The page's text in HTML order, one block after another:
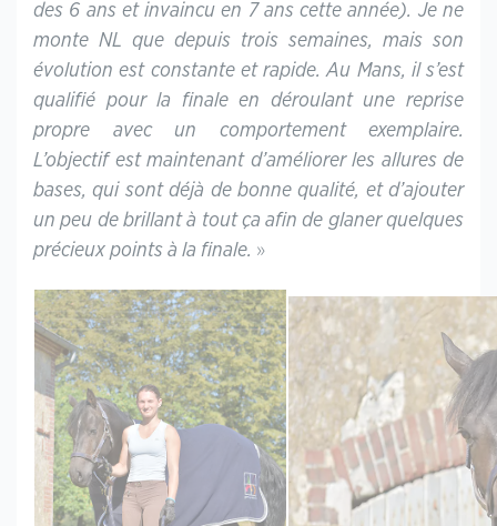
des 6 ans et invaincu en 7 ans cette année). Je ne
monte NL que depuis trois semaines, mais son
évolution est constante et rapide. Au Mans, il s’est
qualifié pour la finale en déroulant une reprise
propre avec un comportement exemplaire.
L’objectif est maintenant d’améliorer les allures de
bases, qui sont déjà de bonne qualité, et d’ajouter
un peu de brillant à tout ça afin de glaner quelques
précieux points à la finale. »